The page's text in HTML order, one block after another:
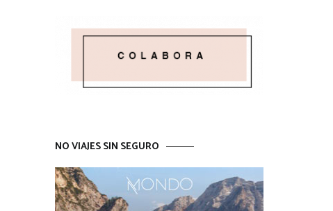
NO VIAJES SIN SEGURO